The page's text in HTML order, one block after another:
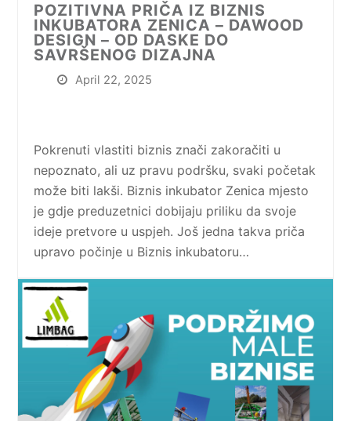
POZITIVNA PRIČA IZ BIZNIS
INKUBATORA ZENICA – DAWOOD
DESIGN – OD DASKE DO
SAVRŠENOG DIZAJNA
April 22, 2025
Pokrenuti vlastiti biznis znači zakoračiti u
nepoznato, ali uz pravu podršku, svaki početak
može biti lakši. Biznis inkubator Zenica mjesto
je gdje preduzetnici dobijaju priliku da svoje
ideje pretvore u uspjeh. Još jedna takva priča
upravo počinje u Biznis inkubatoru…